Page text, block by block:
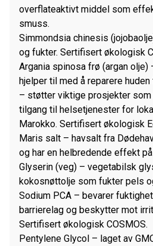
overflateaktivt middel som
smuss.
Simmondsia chinesis
og fukter. Sertifisert økologisk
Argania spinosa frø (argan
hjelper til med å reparere
– støtter viktige prosjekter
tilgang til helsetjenester for
Marokko. Sertifisert økologisk
Maris salt – havsalt fra
og har en helbredende effekt
Glyserin (veg) – vegetabilsk
kokosnøttolje som fukter pels
Sodium PCA – bevarer
barrierelag og beskytter mot
Sertifisert økologisk COSMOS.
Pentylene Glycol – laget av